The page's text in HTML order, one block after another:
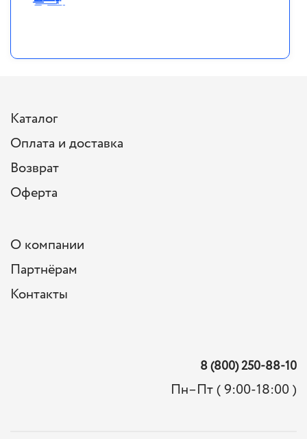
Каталог
Оплата и доставка
Возврат
Оферта
О компании
Партнёрам
Контакты
8 (800) 250-88-10
Пн–Пт ( 9:00-18:00 )